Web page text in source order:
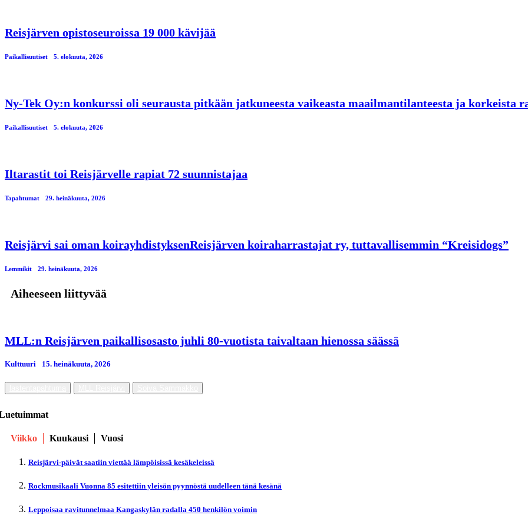
Reisjärven opistoseuroissa 19 000 kävijää
Paikallisuutiset 5. elokuuta, 2026
Ny-Tek Oy:n konkurssi oli seurausta pitkään jatkuneesta vaikeasta maailmantilanteesta ja korkeista
Paikallisuutiset 5. elokuuta, 2026
Iltarastit toi Reisjärvelle rapiat 72 suunnistajaa
Tapahtumat 29. heinäkuuta, 2026
Reisjärvi sai oman koirayhdistyksenReisjärven koiraharrastajat ry, tuttavallisemmin “Kreisidogs”
Lemmikit 29. heinäkuuta, 2026
Aiheeseen liittyvää
MLL:n Reisjärven paikallisosasto juhli 80-vuotista taivaltaan hienossa säässä
Kulttuuri 15. heinäkuuta, 2026
Viikko Kuukausi Vuosi
Reisjärvi-päivät saatiin viettää lämpöisissä kesäkeleissä
Rockmusikaali Vuonna 85 esitettiin yleisön pyynnöstä uudelleen tänä kesänä
Leppoisaa ravitunnelmaa Kangaskylän radalla 450 henkilön voimin